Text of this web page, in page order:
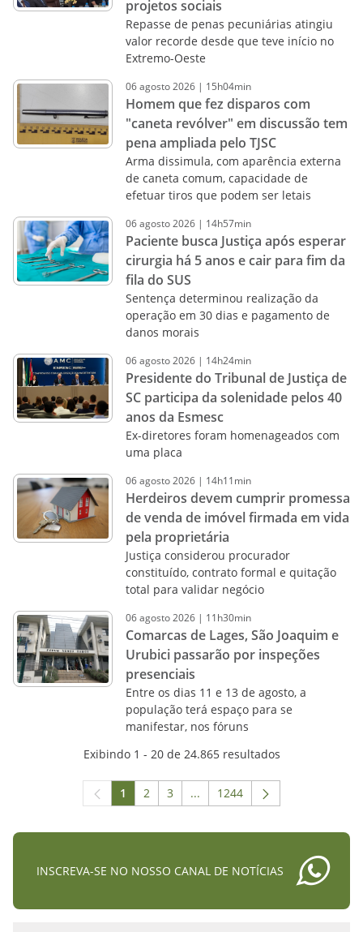
projetos sociais
Repasse de penas pecuniárias atingiu
valor recorde desde que teve início no
Extremo-Oeste
06agosto2026 | 15h04min
Homem que fez disparos com
"caneta revólver" em discussão tem
pena ampliada pelo TJSC
Arma dissimula, com aparência externa
de caneta comum, capacidade de
efetuar tiros que podem ser letais
06agosto2026 | 14h57min
Paciente busca Justiça após esperar
cirurgia há 5 anos e cair para fim da
fila do SUS
Sentença determinou realização da
operação em 30 dias e pagamento de
danos morais
06agosto2026 | 14h24min
Presidente do Tribunal de Justiça de
SC participa da solenidade pelos 40
anos da Esmesc
Ex-diretores foram homenageados com
uma placa
06agosto2026 | 14h11min
Herdeiros devem cumprir promessa
de venda de imóvel firmada em vida
pela proprietária
Justiça considerou procurador
constituído, contrato formal e quitação
total para validar negócio
06agosto2026 | 11h30min
Comarcas de Lages, São Joaquim e
Urubici passarão por inspeções
presenciais
Entre os dias 11 e 13 de agosto, a
população terá espaço para se
manifestar, nos fóruns
Exibindo 1 - 20 de 24.865 resultados
Página
1 Página
2 Página
3 ...Páginas intermediárias Usar
Página
1244
INSCREVA-SE NO NOSSO CANAL DE NOTÍCIAS